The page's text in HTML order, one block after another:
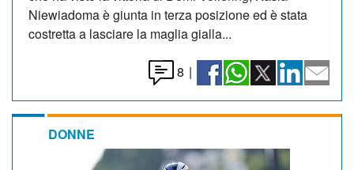
Niewiadoma è giunta in terza posizione ed è stata
costretta a lasciare la maglia gialla...
8 |
DONNE